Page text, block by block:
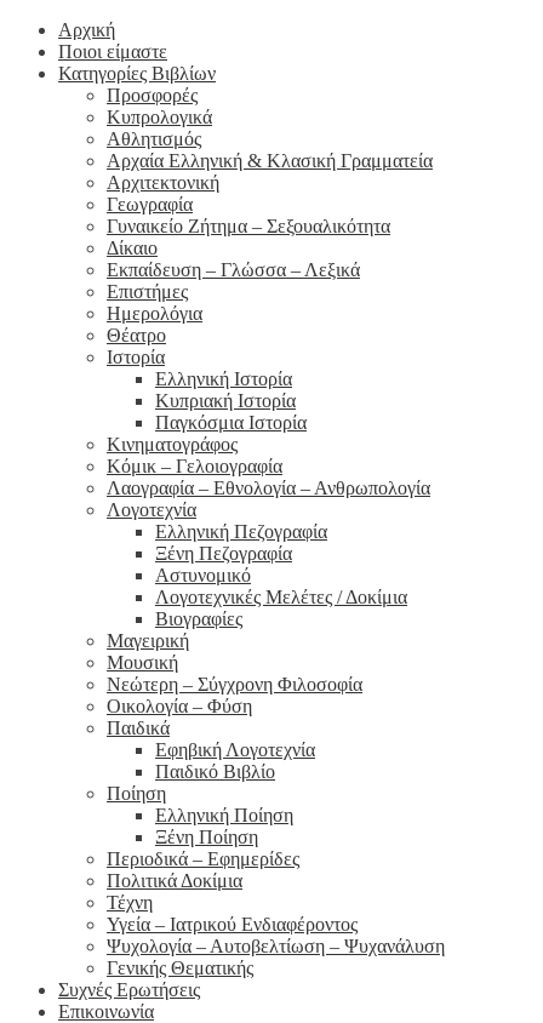
Αρχική
Ποιοι είμαστε
Κατηγορίες Βιβλίων
Προσφορές
Κυπρολογικά
Αθλητισμός
Αρχαία Ελληνική & Κλασική Γραμματεία
Αρχιτεκτονική
Γεωγραφία
Γυναικείο Ζήτημα – Σεξουαλικότητα
Δίκαιο
Εκπαίδευση – Γλώσσα – Λεξικά
Επιστήμες
Ημερολόγια
Θέατρο
Ιστορία
Ελληνική Ιστορία
Κυπριακή Ιστορία
Παγκόσμια Ιστορία
Κινηματογράφος
Κόμικ – Γελοιογραφία
Λαογραφία – Εθνολογία – Ανθρωπολογία
Λογοτεχνία
Ελληνική Πεζογραφία
Ξένη Πεζογραφία
Αστυνομικό
Λογοτεχνικές Μελέτες / Δοκίμια
Βιογραφίες
Μαγειρική
Μουσική
Νεώτερη – Σύγχρονη Φιλοσοφία
Οικολογία – Φύση
Παιδικά
Εφηβική Λογοτεχνία
Παιδικό Βιβλίο
Ποίηση
Ελληνική Ποίηση
Ξένη Ποίηση
Περιοδικά – Εφημερίδες
Πολιτικά Δοκίμια
Τέχνη
Υγεία – Ιατρικού Ενδιαφέροντος
Ψυχολογία – Αυτοβελτίωση – Ψυχανάλυση
Γενικής Θεματικής
Συχνές Ερωτήσεις
Επικοινωνία